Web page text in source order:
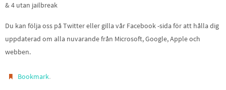
& 4 utan jailbreak
Du kan följa oss på Twitter eller gilla vår Facebook -sida för att hålla dig
uppdaterad om alla nuvarande från Microsoft, Google, Apple och
webben.
Bookmark.